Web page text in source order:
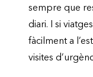
sempre que
diari. I si
fàcilment a
visites